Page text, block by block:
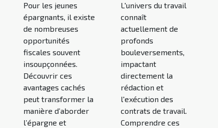
Pour les jeunes
épargnants, il existe
de nombreuses
opportunités
fiscales souvent
insoupçonnées.
Découvrir ces
avantages cachés
peut transformer la
manière d’aborder
l’épargne et
L'univers du travail
connaît
actuellement de
profonds
bouleversements,
impactant
directement la
rédaction et
l'exécution des
contrats de travail.
Comprendre ces